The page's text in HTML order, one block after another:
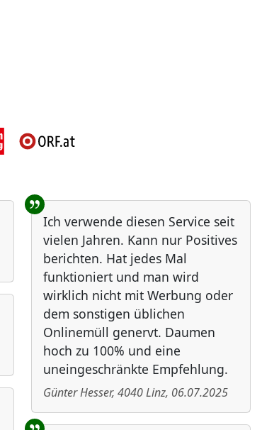
Ich verwende diesen Service seit
vielen Jahren. Kann nur Positives
berichten. Hat jedes Mal
funktioniert und man wird
wirklich nicht mit Werbung oder
dem sonstigen üblichen
Onlinemüll genervt. Daumen
hoch zu 100% und eine
uneingeschränkte Empfehlung.
Günter Hesser, 4040Linz, 06.07.2025